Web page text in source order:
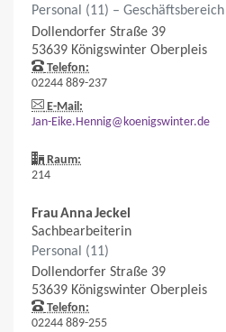
Personal (11) – Geschäftsbereich
Dollendorfer Straße 39
53639 Königswinter Oberpleis
Telefon:
02244 889-237
E-Mail:
Jan-Eike.Hennig@koenigswinter.de
Raum:
214
FrauAnnaJeckel
Sachbearbeiterin
Personal (11)
Dollendorfer Straße 39
53639 Königswinter Oberpleis
Telefon:
02244 889-255